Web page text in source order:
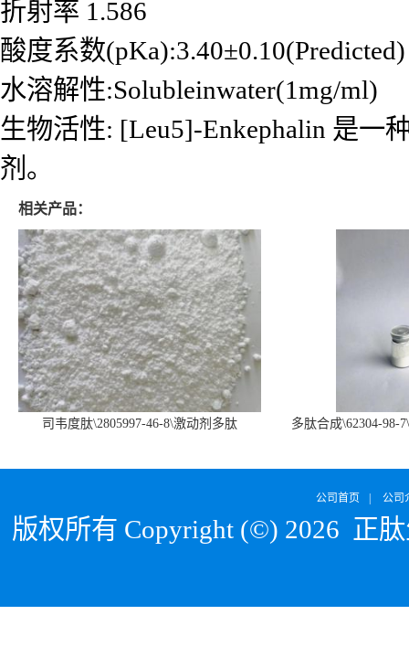
折射率 1.586
酸度系数(pKa):3.40±0.10(Predicted)
水溶解性:Solubleinwater(1mg/ml)
生物活性: [Leu5]-Enkephalin 是一
剂。
相关产品：
司韦度肽\2805997-46-8\激动剂多肽
多肽合成\62304-98-
公司首页 公司
版权所有 Copyright (©) 2026 正